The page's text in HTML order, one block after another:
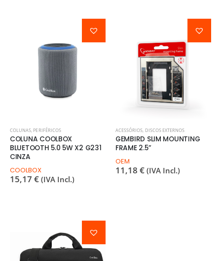
COLUNAS, PERIFÉRICOS
COLUNA COOLBOX
BLUETOOTH 5.0 5W X2 G231
CINZA
COOLBOX
15,17 € (IVA Incl.)
ACESSÓRIOS, DISCOS EXTERNOS
GEMBIRD SLIM MOUNTING
FRAME 2.5”
OEM
11,18 € (IVA Incl.)